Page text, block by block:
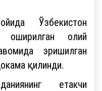
Ўзбекистон
оширилган олий
эришилган
қилинди.
етакчи